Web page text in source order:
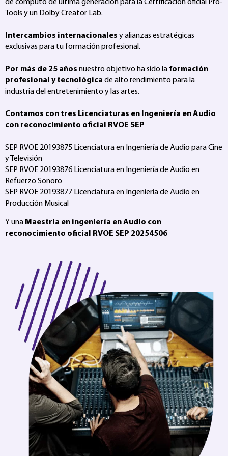
de computo de última generación para la Certificación oficial Pro-
Tools y un Dolby Creator Lab.
Intercambios internacionales y alianzas estratégicas
exclusivas para tu formación profesional.
Por más de 25 años nuestro objetivo ha sido la formación
profesional y tecnológica de alto rendimiento para la
industria del entretenimiento y las artes.
Contamos con tres Licenciaturas en Ingeniería en Audio
con reconocimiento oficial RVOE SEP
SEP RVOE 20193875 Licenciatura en Ingeniería de Audio para Cine
y Televisión
SEP RVOE 20193876 Licenciatura en Ingeniería de Audio en
Refuerzo Sonoro
SEP RVOE 20193877 Licenciatura en Ingeniería de Audio en
Producción Musical
Y una Maestría en ingeniería en Audio con
reconocimiento oficial RVOE SEP 20254506